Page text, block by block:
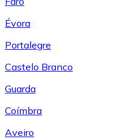
Évora
Portalegre
Castelo Branco
Guarda
Coímbra
Aveiro